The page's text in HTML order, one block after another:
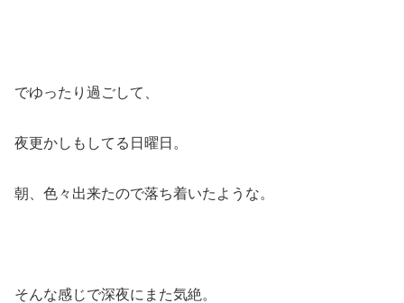
でゆったり過ごして、
夜更かしもしてる日曜日。
朝、色々出来たので落ち着いたような。
そんな感じで深夜にまた気絶。